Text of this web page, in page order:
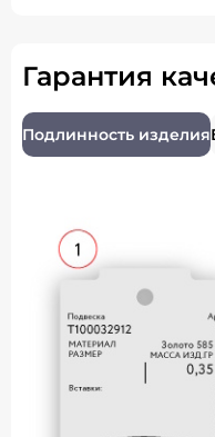
Гарантия
Подлинность изделия